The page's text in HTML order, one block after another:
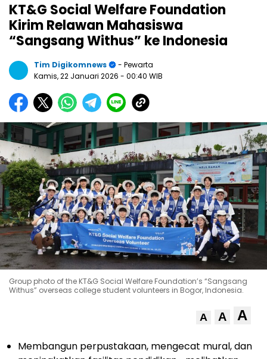
KT&G Social Welfare Foundation
Kirim Relawan Mahasiswa
“Sangsang Withus” ke Indonesia
Tim Digikomnews
- Pewarta
Kamis, 22 Januari 2026 - 00:40 WIB
Group photo of the KT&G Social Welfare Foundation’s “Sangsang
Withus” overseas college student volunteers in Bogor, Indonesia.
A A A
Membangun perpustakaan, mengecat mural, dan